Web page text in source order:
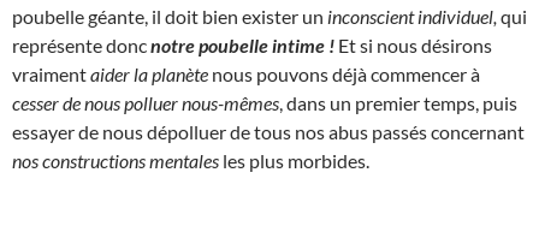
poubelle géante, il doit bien exister un inconscient individuel, qui
représente doncnotre poubelle intime ! Et si nous désirons
vraimentaider la planète nous pouvons déjà commencer à
cesser de nous polluer nous-mêmes , dans un premier temps, puis
essayer de nous dépolluer de tous nos abus passés concernant
nos constructions mentales les plus morbides.